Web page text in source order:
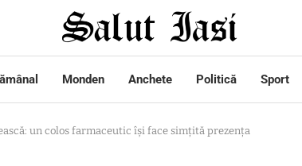
Monden Anchete Politică Sport
un colos farmaceutic își face simțită prezența